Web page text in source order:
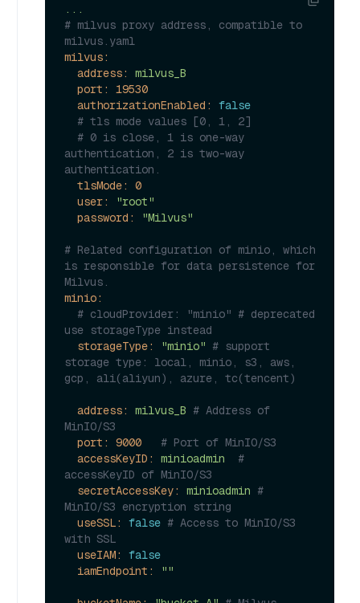
...
# milvus proxy address, compatible to
milvus.yaml
milvus:
address:
milvus_B
port:
19530
authorizationEnabled:
false
# tls mode values [0, 1, 2]
# 0 is close, 1 is one-way
authentication, 2 is two-way
authentication.
tlsMode:
0
user:
"root"
password:
"Milvus"
# Related configuration of minio, which
is responsible for data persistence for
Milvus.
minio:
# cloudProvider: "minio" # deprecated
use storageType instead
storageType:
"minio" # support
storage type: local, minio, s3, aws,
gcp, ali(aliyun), azure, tc(tencent)
address: milvus_B # Address of
MinIO/S3
port:
9000
# Port of MinIO/S3
accessKeyID:
minioadmin
#
accessKeyID of MinIO/S3
secretAccessKey:
minioadmin #
MinIO/S3 encryption string
useSSL:
false # Access to MinIO/S3
with SSL
useIAM:
false
iamEndpoint:
""